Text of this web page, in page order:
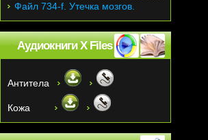
Файл 734-f. Утечка мозгов.
Аудиокниги X Files
Антитела
Кожа